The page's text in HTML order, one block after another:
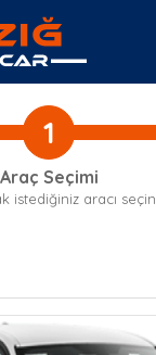
1
Araç Seçimi
istediğiniz aracı seçin